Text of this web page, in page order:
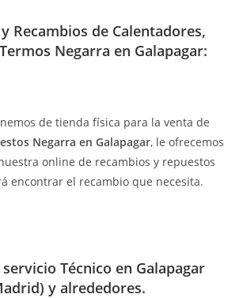
Recambios de Calentadores,
Negarra en Galapagar:
de tienda física para la venta de
Negarra en Galapagar, le ofrecemos
online de recambios y repuestos
encontrar el recambio que necesita.
Técnico en Galapagar
y alrededores.